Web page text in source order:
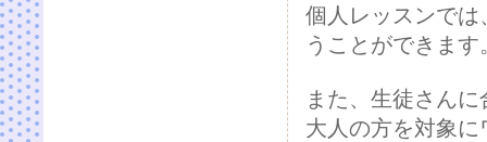
個人レッスンで
うことができます
また、生徒さん
大人の方を対象